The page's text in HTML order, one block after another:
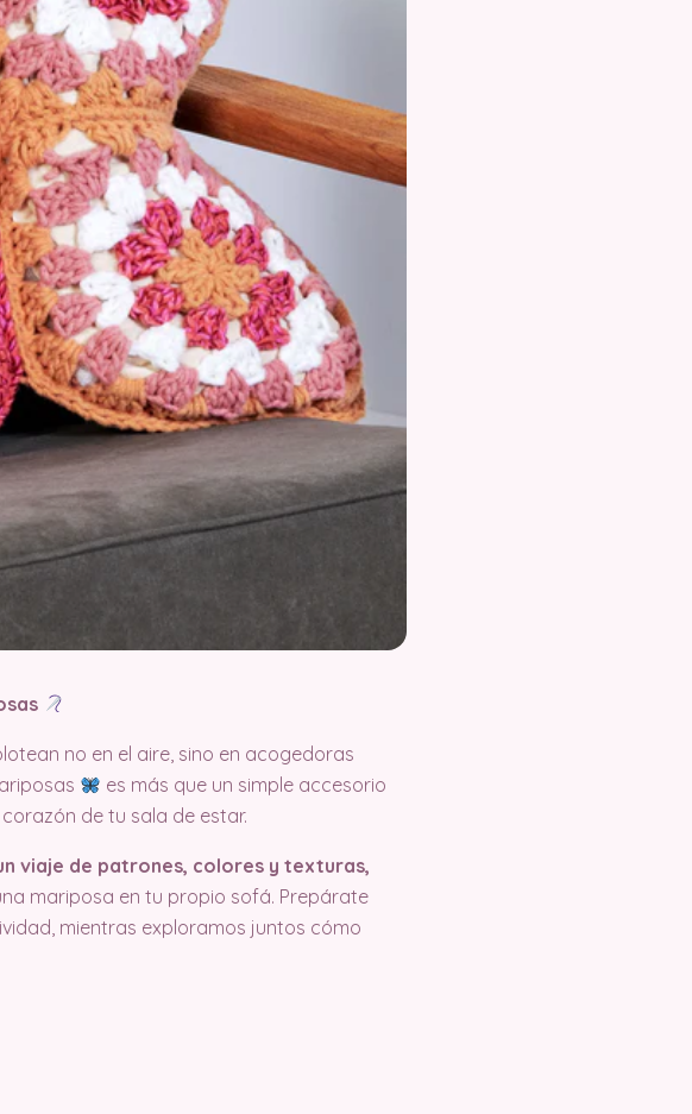
no en el aire, sino en acogedoras
es más que un simple accesorio
de tu sala de estar.
viaje de patrones, colores y texturas,
mariposa en tu propio sofá. Prepárate
mientras exploramos juntos cómo